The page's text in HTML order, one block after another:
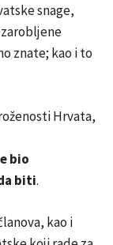
snage,
znate; kao i to
Hrvata,
bio
biti.
kao i